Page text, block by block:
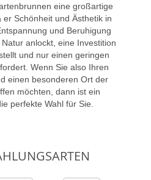
eine großartige
er Schönheit und Ästhetik in
und Beruhigung
anlockt, eine Investition
und nur einen geringen
Wenn Sie also Ihren
einen besonderen Ort der
möchten, dann ist ein
perfekte Wahl für Sie.